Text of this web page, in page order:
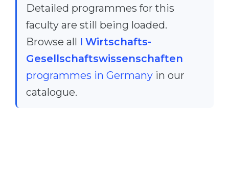
Detailed programmes for this
faculty are still being loaded.
Browse all I Wirtschafts-
Gesellschaftswissenschaften
programmes in Germany in our
catalogue.